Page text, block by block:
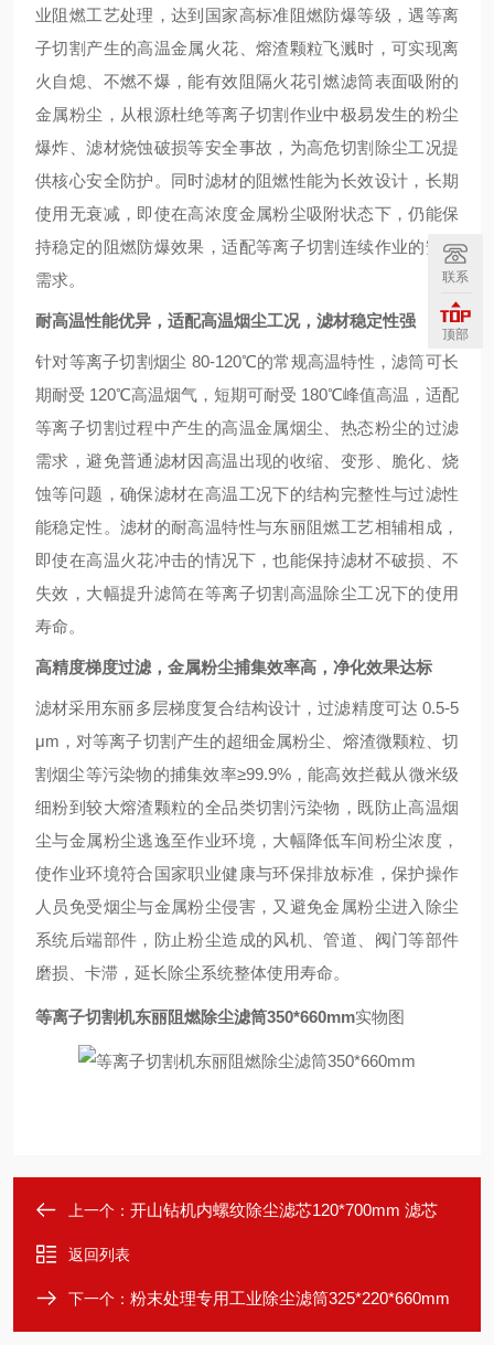
业阻燃工艺处理，达到国家高标准阻燃防爆等级，遇等离
子切割产生的高温金属火花、熔渣颗粒飞溅时，可实现离
火自熄、不燃不爆，能有效阻隔火花引燃滤筒表面吸附的
金属粉尘，从根源杜绝等离子切割作业中极易发生的粉尘
爆炸、滤材烧蚀破损等安全事故，为高危切割除尘工况提
供核心安全防护。同时滤材的阻燃性能为长效设计，长期
使用无衰减，即使在高浓度金属粉尘吸附状态下，仍能保
持稳定的阻燃防爆效果，适配等离子切割连续作业的安全
需求。
耐高温性能优异，适配高温烟尘工况，滤材稳定性强
针对等离子切割烟尘 80-120℃的常规高温特性，滤筒可长
期耐受 120℃高温烟气，短期可耐受 180℃峰值高温，适配
等离子切割过程中产生的高温金属烟尘、热态粉尘的过滤
需求，避免普通滤材因高温出现的收缩、变形、脆化、烧
蚀等问题，确保滤材在高温工况下的结构完整性与过滤性
能稳定性。滤材的耐高温特性与东丽阻燃工艺相辅相成，
即使在高温火花冲击的情况下，也能保持滤材不破损、不
失效，大幅提升滤筒在等离子切割高温除尘工况下的使用
寿命。
高精度梯度过滤，金属粉尘捕集效率高，净化效果达标
滤材采用东丽多层梯度复合结构设计，过滤精度可达 0.5-5
μm，对等离子切割产生的超细金属粉尘、熔渣微颗粒、切
割烟尘等污染物的捕集效率≥99.9%，能高效拦截从微米级
细粉到较大熔渣颗粒的全品类切割污染物，既防止高温烟
尘与金属粉尘逃逸至作业环境，大幅降低车间粉尘浓度，
使作业环境符合国家职业健康与环保排放标准，保护操作
人员免受烟尘与金属粉尘侵害，又避免金属粉尘进入除尘
系统后端部件，防止粉尘造成的风机、管道、阀门等部件
磨损、卡滞，延长除尘系统整体使用寿命。
等离子切割机东丽阻燃除尘滤筒350*660mm实物图
上一个： 开山钻机内螺纹除尘滤芯120*700mm 滤芯
返回列表
下一个： 粉末处理专用工业除尘滤筒325*220*660mm
联系
顶部